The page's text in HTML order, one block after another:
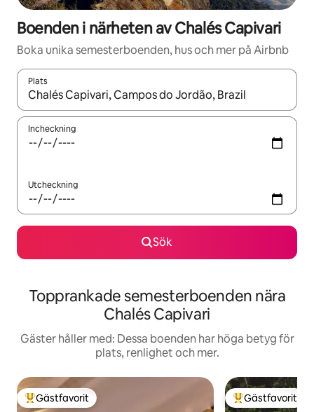
Boenden i närheten av Chalés Capivari
Boka unika semesterboenden, hus och mer på Airbnb
Plats
När resultaten är tillgängliga kan du navigera med upp- och
Incheckning
Utcheckning
Sök
Topprankade semesterboenden nära
Chalés Capivari
Gäster håller med: Dessa boenden har höga betyg för
plats, renlighet och mer.
Populär gästfavorit
Gästfavorit Populär
Gästfavorit